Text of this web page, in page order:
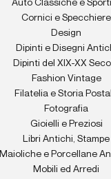
Auto Classiche e
Cornici e Specchiere
Design
Dipinti e Disegni
Dipinti del XIX-XX
Fashion Vintage
Filatelia e Storia
Fotografia
Gioielli e Preziosi
Libri Antichi, Stampe
Maioliche e Porcellane
Mobili ed Arredi